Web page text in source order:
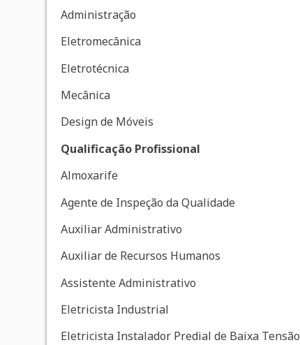
Administração
Eletromecânica
Eletrotécnica
Mecânica
Design de Móveis
Qualificação Profissional
Almoxarife
Agente de Inspeção da Qualidade
Auxiliar Administrativo
Auxiliar de Recursos Humanos
Assistente Administrativo
Eletricista Industrial
Eletricista Instalador Predial de Baixa Tensão